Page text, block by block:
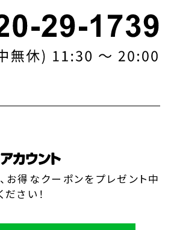
お得なクーポンをプレゼント中
さい！